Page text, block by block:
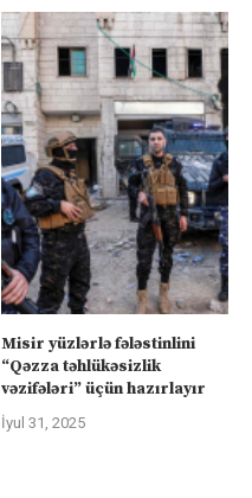
Misir yüzlərlə fələstinlini
“Qəzza təhlükəsizlik
vəzifələri” üçün hazırlayır
İyul 31, 2025